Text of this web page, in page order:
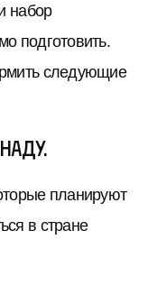
набор
подготовить.
следующие
планируют
в стране